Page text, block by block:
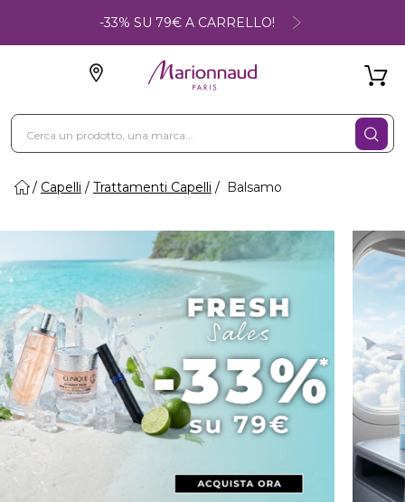
-33% SU 79€ A CARRELLO!
Capelli Trattamenti Capelli Balsamo